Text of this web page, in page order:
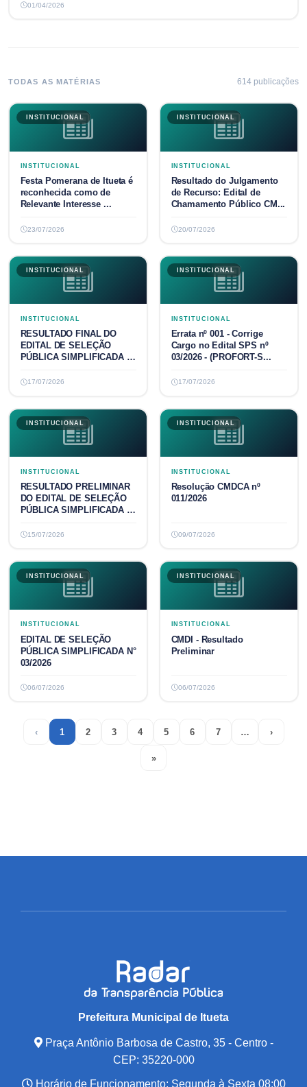
01/04/2026
TODAS AS MATÉRIAS 614 publicações
INSTITUCIONAL
INSTITUCIONAL
Festa Pomerana de Itueta é
reconhecida como de
Relevante Interesse ...
23/07/2026
INSTITUCIONAL
INSTITUCIONAL
Resultado do Julgamento
de Recurso: Edital de
Chamamento Público CM...
20/07/2026
INSTITUCIONAL
INSTITUCIONAL
RESULTADO FINAL DO
EDITAL DE SELEÇÃO
PÚBLICA SIMPLIFICADA N°
17/07/2026
INSTITUCIONAL
INSTITUCIONAL
Errata nº 001 - Corrige
Cargo no Edital SPS nº
03/2026 - (PROFORT-S...
17/07/2026
INSTITUCIONAL
INSTITUCIONAL
RESULTADO PRELIMINAR
DO EDITAL DE SELEÇÃO
PÚBLICA SIMPLIFICADA N°
15/07/2026
INSTITUCIONAL
INSTITUCIONAL
Resolução CMDCA nº
011/2026
09/07/2026
INSTITUCIONAL
INSTITUCIONAL
EDITAL DE SELEÇÃO
PÚBLICA SIMPLIFICADA N°
03/2026
06/07/2026
INSTITUCIONAL
INSTITUCIONAL
CMDI - Resultado
Preliminar
06/07/2026
‹Previous
1(current)
2 3 4 5 6 7 …More ›Next
»Last
Prefeitura Municipal de Itueta
Praça Antônio Barbosa de Castro, 35 - Centro -
CEP: 35220-000
Horário de Funcionamento: Segunda à Sexta 08:00